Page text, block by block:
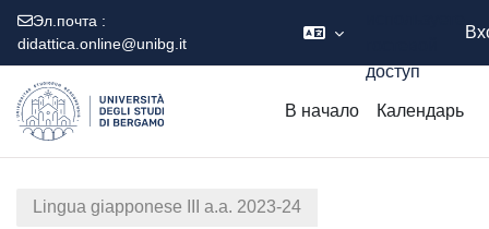
Эл.почта :
didattica.online@unibg.it
доступ
В начало Календарь
Lingua giapponese III a.a. 2023-24